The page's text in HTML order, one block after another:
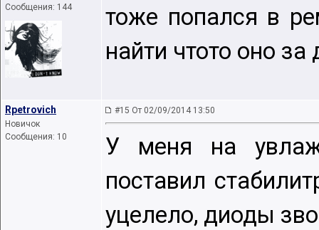
Сообщения: 144
тоже попался в
найти чтото оно
Rpetrovich
Новичок
Сообщения: 10
#15 От 02/09/2014 13:50
У меня на
поставил
уцелело, диоды